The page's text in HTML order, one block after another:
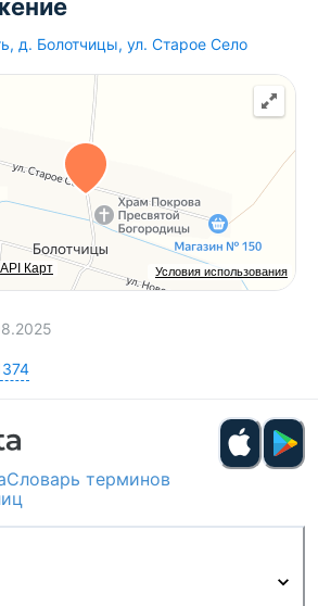
, д. Болотчицы, ул. Старое Село
Условия использования
API Карт
Словарь терминов